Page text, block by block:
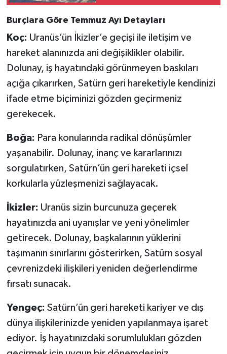
Burçlara Göre Temmuz Ayı Detayları
Koç: Uranüs’ün İkizler’e geçişi ile iletişim ve
hareket alanınızda ani değişiklikler olabilir.
Dolunay, iş hayatındaki görünmeyen baskıları
açığa çıkarırken, Satürn geri hareketiyle kendinizi
ifade etme biçiminizi gözden geçirmeniz
gerekecek.
Boğa: Para konularında radikal dönüşümler
yaşanabilir. Dolunay, inanç ve kararlarınızı
sorgulatırken, Satürn’ün geri hareketi içsel
korkularla yüzleşmenizi sağlayacak.
İkizler: Uranüs sizin burcunuza geçerek
hayatınızda ani uyanışlar ve yeni yönelimler
getirecek. Dolunay, başkalarının yüklerini
taşımanın sınırlarını gösterirken, Satürn sosyal
çevrenizdeki ilişkileri yeniden değerlendirme
fırsatı sunacak.
Yengeç: Satürn’ün geri hareketi kariyer ve dış
dünya ilişkilerinizde yeniden yapılanmaya işaret
ediyor. İş hayatınızdaki sorumlulukları gözden
Şaphane
Simav
Spor
Teknoloji
Video Galeri
Yemek Tarifleri